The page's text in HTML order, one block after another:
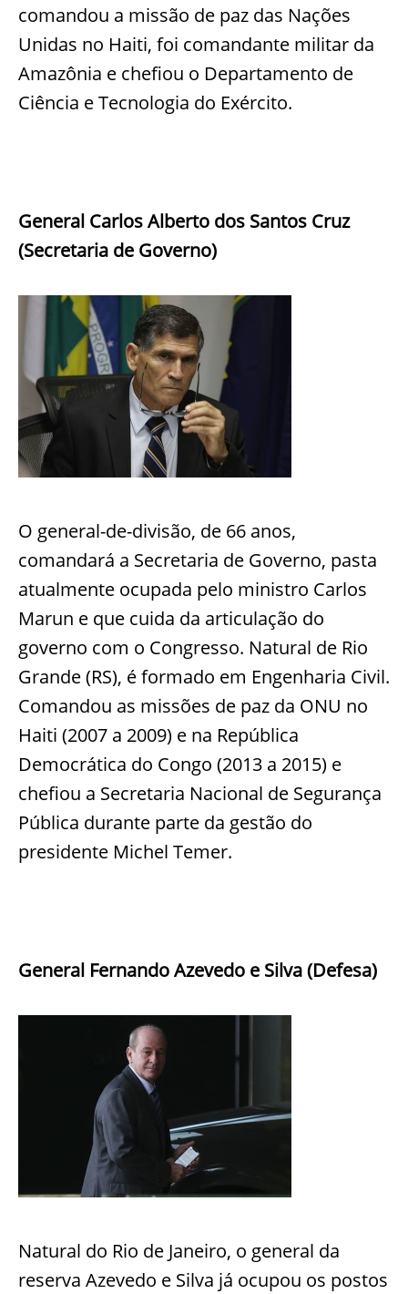
comandou a missão de paz das Nações
Unidas no Haiti, foi comandante militar da
Amazônia e chefiou o Departamento de
Ciência e Tecnologia do Exército.
General Carlos Alberto dos Santos Cruz
(Secretaria de Governo)
O general-de-divisão, de 66 anos,
comandará a Secretaria de Governo, pasta
atualmente ocupada pelo ministro Carlos
Marun e que cuida da articulação do
governo com o Congresso. Natural de Rio
Grande (RS), é formado em Engenharia Civil.
Comandou as missões de paz da ONU no
Haiti (2007 a 2009) e na República
Democrática do Congo (2013 a 2015) e
chefiou a Secretaria Nacional de Segurança
Pública durante parte da gestão do
presidente Michel Temer.
General Fernando Azevedo e Silva (Defesa)
Natural do Rio de Janeiro, o general da
reserva Azevedo e Silva já ocupou os postos